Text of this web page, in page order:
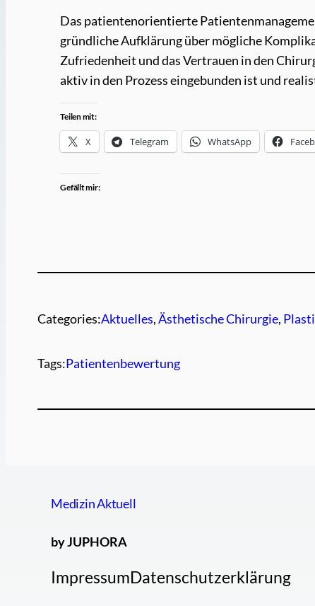
Das patientenorientierte
gründliche Aufklärung über mögliche
Zufriedenheit und das Vertrauen in den
aktiv in den Prozess eingebunden ist und
Teilen mit:
X Telegram WhatsApp
Gefällt mir:
Categories:Aktuelles, Ästhetische Chirurgie,
Tags:Patientenbewertung
Medizin Aktuell
by JUPHORA
ImpressumDatenschutzerklärung